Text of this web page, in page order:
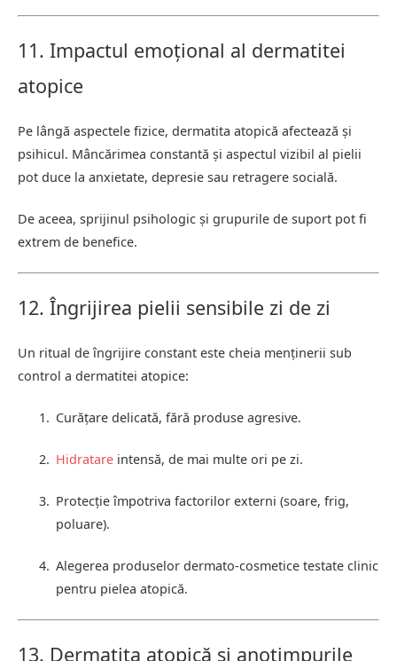
11. Impactul emoțional al dermatitei
atopice
Pe lângă aspectele fizice, dermatita atopică afectează și
psihicul. Mâncărimea constantă și aspectul vizibil al pielii
pot duce la anxietate, depresie sau retragere socială.
De aceea, sprijinul psihologic și grupurile de suport pot fi
extrem de benefice.
12. Îngrijirea pielii sensibile zi de zi
Un ritual de îngrijire constant este cheia menținerii sub
control a dermatitei atopice:
Curățare delicată, fără produse agresive.
Hidratare intensă, de mai multe ori pe zi.
Protecție împotriva factorilor externi (soare, frig,
poluare).
Alegerea produselor dermato-cosmetice testate clinic
pentru pielea atopică.
13. Dermatita atopică și anotimpurile